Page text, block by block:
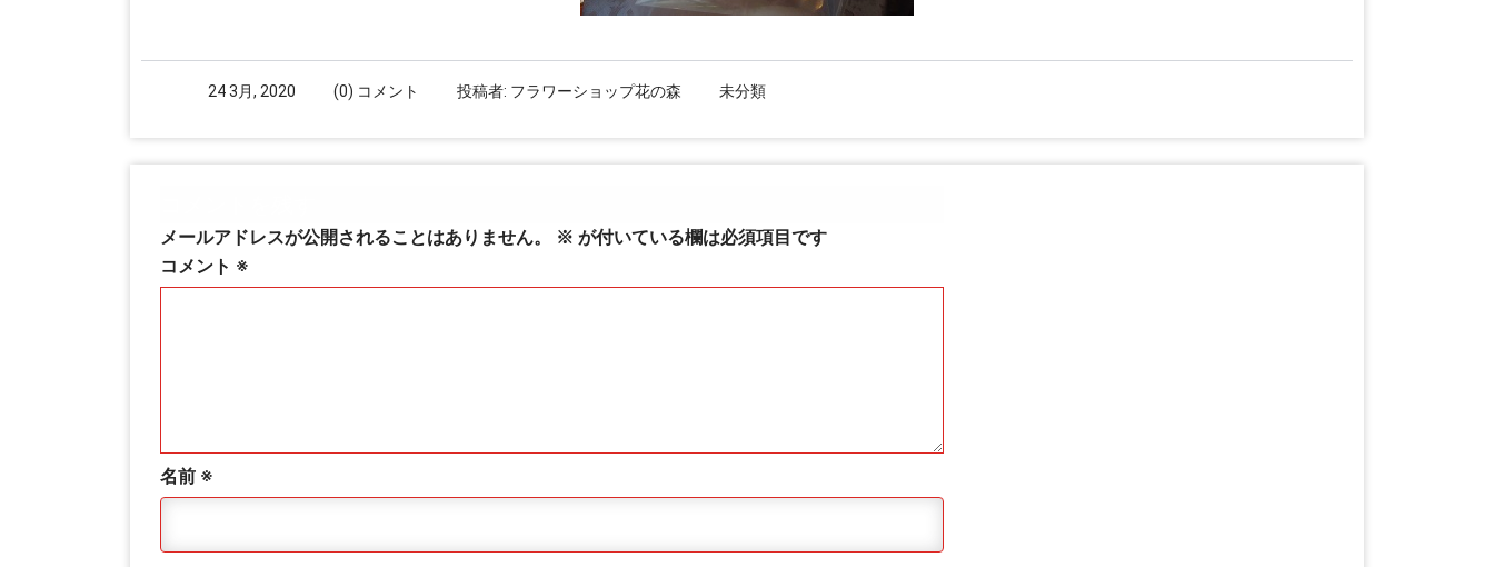
24 3月, 2020 (0) コメント 投稿者: フラワーショップ花の森 未分類
メールアドレスが公開されることはありません。 ※ が付いている欄は必須項目です
コメント ※
名前 ※